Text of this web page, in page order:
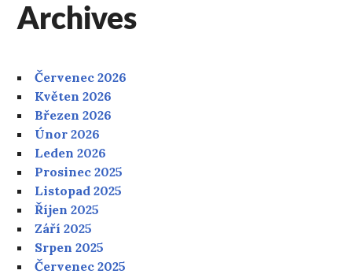
příspěvky
Archives
Červenec 2026
Květen 2026
Březen 2026
Únor 2026
Leden 2026
Prosinec 2025
Listopad 2025
Říjen 2025
Září 2025
Srpen 2025
Červenec 2025